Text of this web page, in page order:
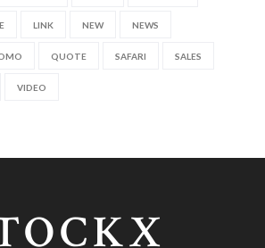
LINK NEW NEWS
QUOTE SAFARI SALES
VIDEO